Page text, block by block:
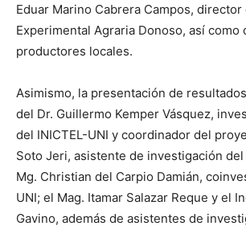
Eduar Marino Cabrera Campos, director
Experimental Agraria Donoso, así como
productores locales.
Asimismo, la presentación de
del Dr. Guillermo Kemper Vásquez,
del INICTEL-UNI y coordinador del
Soto Jeri, asistente de investigación del
Mg. Christian del Carpio Damián,
UNI; el Mag. Itamar Salazar Reque y el
Gavino, además de asistentes de